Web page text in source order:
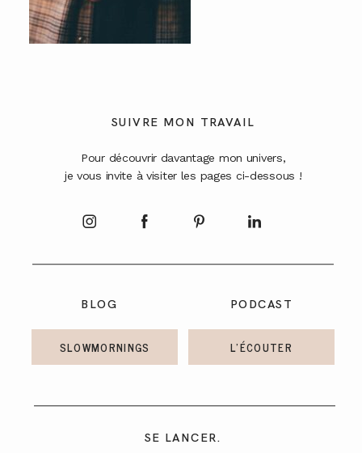
BLOG
SE LANCER.
SUIVRE MON TRAVAIL
SLOWMORNINGS
Pour découvrir davantage mon univers,
je vous invite à visiter les pages ci-dessous !
PODCAST
L'ÉCOUTER
SERVICES
CONTACT